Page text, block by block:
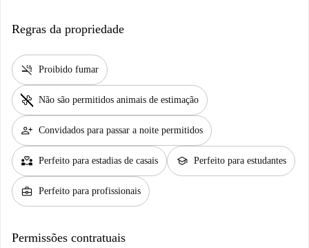
Regras da propriedade
smoke_free Proibido fumar
pet_supplies Não são permitidos animais de estimação
person_add Convidados para passar a noite permitidos
partner_heart Perfeito para estadias de casais school Perfeito para estudantes
business_center Perfeito para profissionais
Permissões contratuais